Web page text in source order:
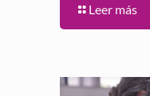
Leer más